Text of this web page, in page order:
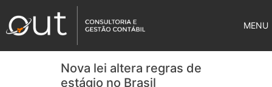
MENU
Nova lei altera regras de
estágio no Brasil